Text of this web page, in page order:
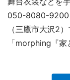
050-8080-9200
（三鷹市大沢2
「morphing『家